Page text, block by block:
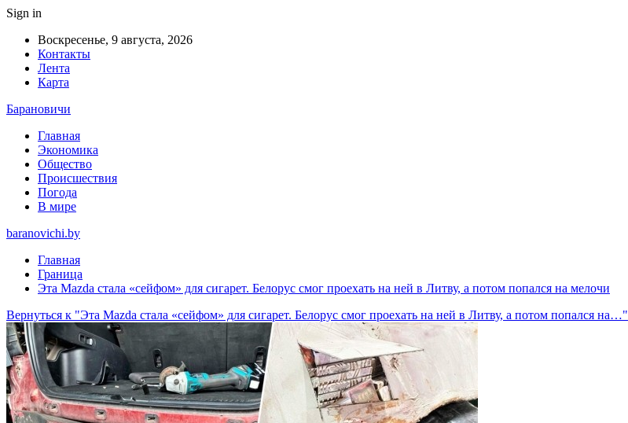
Sign in
Воскресенье, 9 августа, 2026
Контакты
Лента
Карта
Барановичи
Главная
Экономика
Общество
Происшествия
Погода
В мире
baranovichi.by
Главная
Граница
Эта Mazda стала «сейфом» для сигарет. Белорус смог проехать на ней в Литву, а потом попался на мелочи
Вернуться к "Эта Mazda стала «сейфом» для сигарет. Белорус смог проехать на ней в Литву, а потом попался на…"